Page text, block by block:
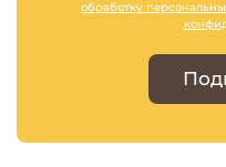
обработку